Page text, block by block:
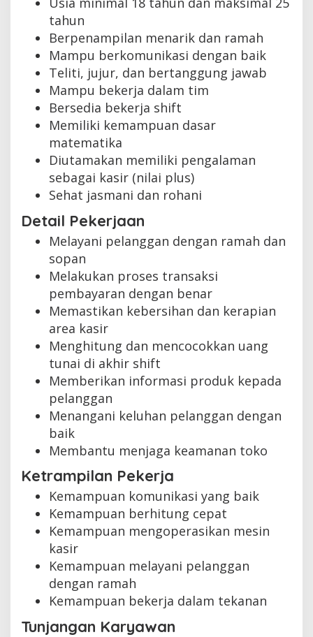
tahun
Berpenampilan menarik dan ramah
Mampu berkomunikasi dengan baik
Teliti, jujur, dan bertanggung jawab
Mampu bekerja dalam tim
Bersedia bekerja shift
Memiliki kemampuan dasar
matematika
Diutamakan memiliki pengalaman
sebagai kasir (nilai plus)
Sehat jasmani dan rohani
Detail Pekerjaan
Melayani pelanggan dengan ramah dan
sopan
Melakukan proses transaksi
pembayaran dengan benar
Memastikan kebersihan dan kerapian
area kasir
Menghitung dan mencocokkan uang
tunai di akhir shift
Memberikan informasi produk kepada
pelanggan
Menangani keluhan pelanggan dengan
baik
Membantu menjaga keamanan toko
Ketrampilan Pekerja
Kemampuan komunikasi yang baik
Kemampuan berhitung cepat
Kemampuan mengoperasikan mesin
kasir
Kemampuan melayani pelanggan
dengan ramah
Kemampuan bekerja dalam tekanan
Tunjangan Karyawan